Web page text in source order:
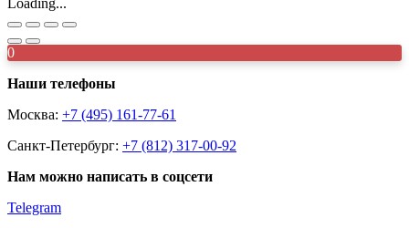
0
Наши телефоны
Москва: +7 (495) 161-77-61
Санкт-Петербург: +7 (812) 317-00-92
Нам можно написать в соцсети
Telegram